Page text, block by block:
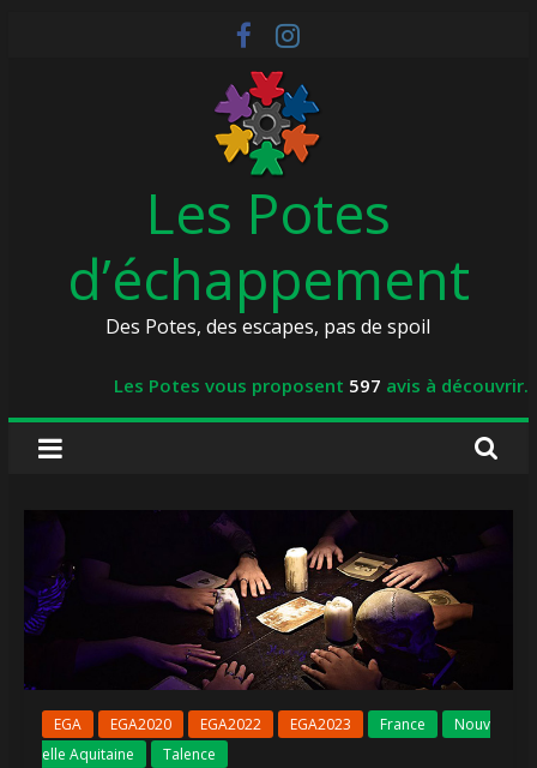
Les Potes
d’échappement
Des Potes, des escapes, pas de spoil
Les Potes vous proposent 597 avis à découvrir.
EGA EGA2020 EGA2022 EGA2023 France
Nouv
elle Aquitaine
Talence